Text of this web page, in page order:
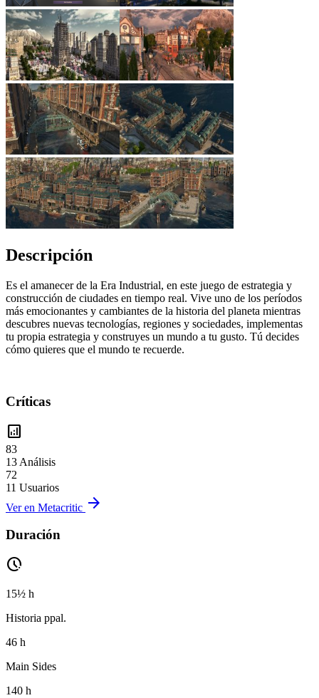
Descripción
Es el amanecer de la Era Industrial, en este juego de estrategia y
construcción de ciudades en tiempo real. Vive uno de los períodos
más emocionantes y cambiantes de la historia del planeta mientras
descubres nuevas tecnologías, regiones y sociedades, implementas
tu propia estrategia y construyes un mundo a tu gusto. Tú decides
cómo quieres que el mundo te recuerde.
Críticas
analytics
83
13 Análisis
72
11 Usuarios
Ver en Metacritic arrow_forward
Duración
pace
15½ h
Historia ppal.
46 h
Main Sides
140 h